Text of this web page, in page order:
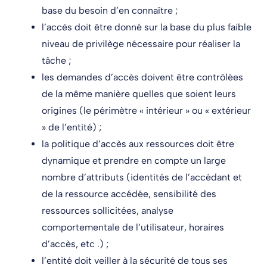
base du besoin d’en connaître ;
l’accès doit être donné sur la base du plus faible
niveau de privilège nécessaire pour réaliser la
tâche ;
les demandes d’accès doivent être contrôlées
de la même manière quelles que soient leurs
origines (le périmètre « intérieur » ou « extérieur
» de l’entité) ;
la politique d’accès aux ressources doit être
dynamique et prendre en compte un large
nombre d’attributs (identités de l’accédant et
de la ressource accédée, sensibilité des
ressources sollicitées, analyse
comportementale de l’utilisateur, horaires
d’accès, etc .) ;
l’entité doit veiller à la sécurité de tous ses